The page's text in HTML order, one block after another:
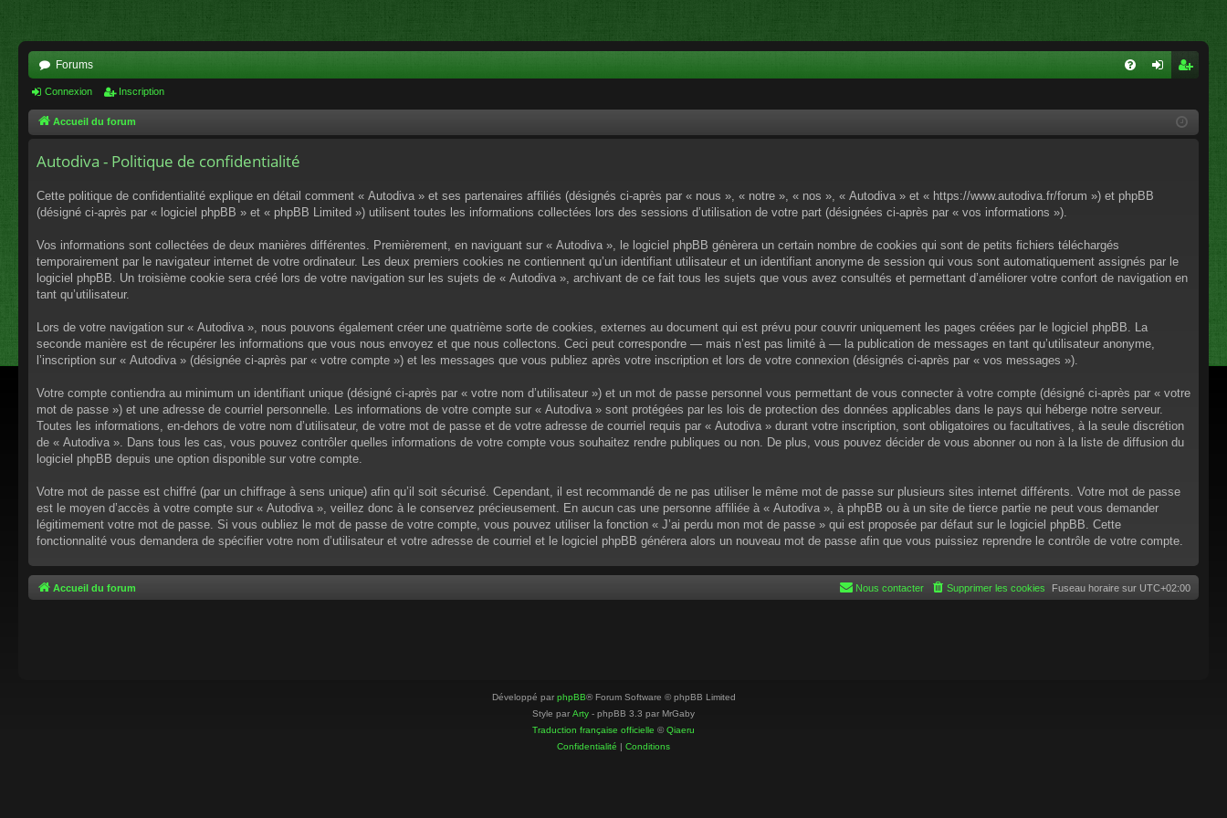
Forums
cri
Connexion Inscription
Accueil du forum
Autodiva - Politique de confidentialité
Cette politique de confidentialité explique en détail comment « Autodiva » et ses partenaires affiliés (désignés ci-après par « nous », « notre », « nos », « Autodiva » et « https://www.autodiva.fr/forum ») et phpBB
(désigné ci-après par « logiciel phpBB » et « phpBB Limited ») utilisent toutes les informations collectées lors des sessions d’utilisation de votre part (désignées ci-après par « vos informations »).
Vos informations sont collectées de deux manières différentes. Premièrement, en naviguant sur « Autodiva », le logiciel phpBB génèrera un certain nombre de cookies qui sont de petits fichiers téléchargés
temporairement par le navigateur internet de votre ordinateur. Les deux premiers cookies ne contiennent qu’un identifiant utilisateur et un identifiant anonyme de session qui vous sont automatiquement assignés par le
logiciel phpBB. Un troisième cookie sera créé lors de votre navigation sur les sujets de « Autodiva », archivant de ce fait tous les sujets que vous avez consultés et permettant d’améliorer votre confort de navigation en
tant qu’utilisateur.
Lors de votre navigation sur « Autodiva », nous pouvons également créer une quatrième sorte de cookies, externes au document qui est prévu pour couvrir uniquement les pages créées par le logiciel phpBB. La
seconde manière est de récupérer les informations que vous nous envoyez et que nous collectons. Ceci peut correspondre — mais n’est pas limité à — la publication de messages en tant qu’utilisateur anonyme,
l’inscription sur « Autodiva » (désignée ci-après par « votre compte ») et les messages que vous publiez après votre inscription et lors de votre connexion (désignés ci-après par « vos messages »).
Votre compte contiendra au minimum un identifiant unique (désigné ci-après par « votre nom d’utilisateur ») et un mot de passe personnel vous permettant de vous connecter à votre compte (désigné ci-après par « votre
mot de passe ») et une adresse de courriel personnelle. Les informations de votre compte sur « Autodiva » sont protégées par les lois de protection des données applicables dans le pays qui héberge notre serveur.
Toutes les informations, en-dehors de votre nom d’utilisateur, de votre mot de passe et de votre adresse de courriel requis par « Autodiva » durant votre inscription, sont obligatoires ou facultatives, à la seule discrétion
de « Autodiva ». Dans tous les cas, vous pouvez contrôler quelles informations de votre compte vous souhaitez rendre publiques ou non. De plus, vous pouvez décider de vous abonner ou non à la liste de diffusion du
logiciel phpBB depuis une option disponible sur votre compte.
Votre mot de passe est chiffré (par un chiffrage à sens unique) afin qu’il soit sécurisé. Cependant, il est recommandé de ne pas utiliser le même mot de passe sur plusieurs sites internet différents. Votre mot de passe
est le moyen d’accès à votre compte sur « Autodiva », veillez donc à le conservez précieusement. En aucun cas une personne affiliée à « Autodiva », à phpBB ou à un site de tierce partie ne peut vous demander
légitimement votre mot de passe. Si vous oubliez le mot de passe de votre compte, vous pouvez utiliser la fonction « J’ai perdu mon mot de passe » qui est proposée par défaut sur le logiciel phpBB. Cette
fonctionnalité vous demandera de spécifier votre nom d’utilisateur et votre adresse de courriel et le logiciel phpBB générera alors un nouveau mot de passe afin que vous puissiez reprendre le contrôle de votre compte.
Accueil du forum Fuseau horaire sur UTC+02:00
Supprimer les cookies
Nous contacter
Développé par phpBB® Forum Software © phpBB Limited
Style par Arty - phpBB 3.3 par MrGaby
Traduction française officielle ©Qiaeru
Confidentialité | Conditions